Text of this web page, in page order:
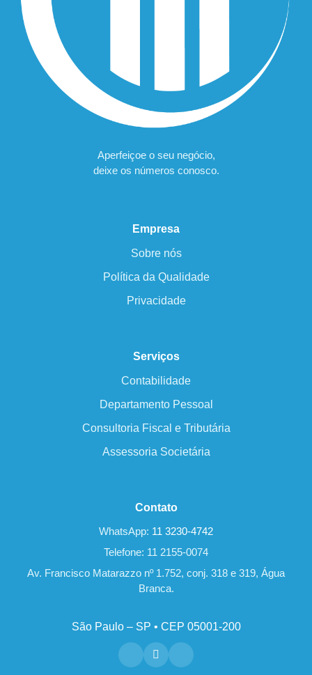
Aperfeiçoe o seu negócio,
deixe os números conosco.
Empresa
Sobre nós
Política da Qualidade
Privacidade
Serviços
Contabilidade
Departamento Pessoal
Consultoria Fiscal e Tributária
Assessoria Societária
Contato
WhatsApp: 11 3230-4742
Telefone: 11 2155-0074
Av. Francisco Matarazzo nº 1.752, conj. 318 e 319, Água
Branca.
São Paulo – SP • CEP 05001-200